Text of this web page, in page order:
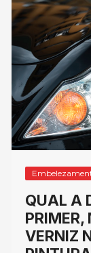
QUAL A
PRIMER,
VERNIZ